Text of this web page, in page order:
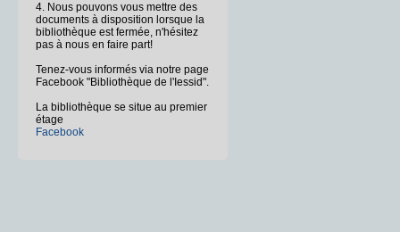
4. Nous pouvons vous mettre des
documents à disposition lorsque la
bibliothèque est fermée, n'hésitez
pas à nous en faire part!
Tenez-vous informés via notre page
Facebook "Bibliothèque de l'Iessid".
La bibliothèque se situe au premier
étage
Facebook